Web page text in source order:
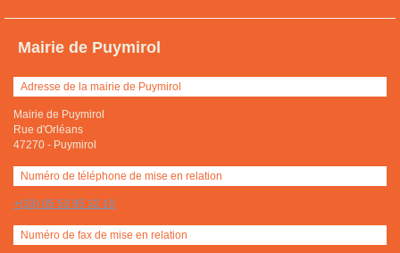
Mairie de Puymirol
Adresse de la mairie de Puymirol
Mairie de Puymirol
Rue d'Orléans
47270 - Puymirol
Numéro de téléphone de mise en relation
+(33) 05 53 95 32 10
Numéro de fax de mise en relation